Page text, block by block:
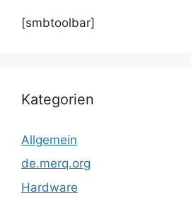
[smbtoolbar]
Kategorien
Allgemein
de.merq.org
Hardware